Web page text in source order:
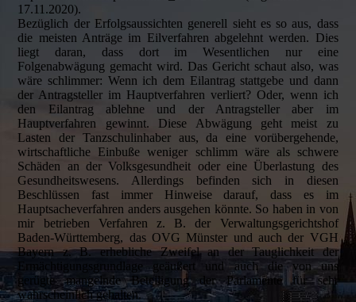
17.11.2020).
Bezüglich der Erfolgsaussichten generell sieht es so aus, dass
die meisten Anträge im Eilverfahren abgelehnt werden. Dies
liegt daran, dass dort im Wesentlichen nur eine
Folgenabwägung gemacht wird. Das Gericht schaut also, was
wäre schlimmer: Wenn ich dem Eilantrag stattgebe und dann
der Antragsteller im Hauptverfahren verliert? Oder, wenn ich
den Eilantrag ablehne und der Antragsteller aber im
Hauptverfahren gewinnt. Diese Abwägung geht meist zu
Lasten der Tanzschulinhaber aus, da eine vorübergehende,
wirtschaftliche Einbuße weniger schlimm wäre als schwere
Schäden an der Volksgesundheit oder eine Überlastung des
Gesundheitswesens. Allerdings befinden sich in diesen
Beschlüssen fast immer Hinweise darauf, dass es im
Hauptsacheverfahren anders ausgehen könnte. So haben in von
mir betrieben Verfahren z. B. der Verwaltungsgerichtshof
Baden-Württemberg, das OVG Münster und auch der VGH
Bayern z. B. erhebliche Zweifel an der Tauglichkeit der
Ermächtigungsgrundlage geäußert und auch die von uns
gerügte mangelnde Beteiligung der Parlamente für sehr
wahrscheinlich gehalten.